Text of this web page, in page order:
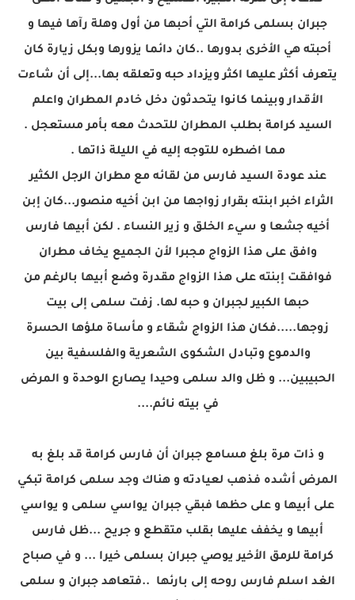
جبران بسلمى كرامة التي أحبها من أول وهلة رآها فيها و
أحبته هي الأخرى بدورها ..كان دائما يزورها وبكل زيارة كان
يتعرف أكثر عليها اكثر ويزداد حبه وتعلقه بها...إلى أن شاءت
الأقدار وبينما كانوا يتحدثون دخل خادم المطران واعلم
السيد كرامة بطلب المطران للتحدث معه بأمر مستعجل .
مما اضطره للتوجه إليه في الليلة ذاتها .
عند عودة السيد فارس من لقائه مع مطران الرجل الكثير
الثراء اخبر ابنته بقرار زواجها من ابن أخيه منصور...كان إبن
أخيه جشعا و سيء الخلق و زير النساء . لكن أبيها فارس
وافق على هذا الزواج مجبرا لأن الجميع يخاف مطران
فوافقت إبنته على هذا الزواج مقدرة وضع أبيها بالرغم من
حبها الكبير لجبران و حبه لها. زفت سلمى إلى بيت
زوجها.....فكان هذا الزواج شقاء و مأساة ملؤها الحسرة
والدموع وتبادل الشكوى الشعرية والفلسفية بين
الحبيبين... و ظل والد سلمى وحيدا يصارع الوحدة و المرض
في بيته نائم....
و ذات مرة بلغ مسامع جبران أن فارس كرامة قد بلغ به
المرض أشده فذهب لعيادته و هناك وجد سلمى كرامة تبكي
على أبيها و على حظها فبقي جبران يواسي سلمى و يواسي
أبيها و يخفف عليها بقلب متقطع و جريح ...ظل فارس
كرامة للرمق الأخير يوصي جبران بسلمى خيرا ... و في صباح
الغد اسلم فارس روحه إلى بارئها ..فتعاهد جبران و سلمى